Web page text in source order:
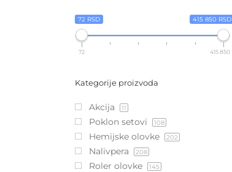
72 RSD 415 850 RSD
72 415 850
Kategorije proizvoda
Akcija 11
Poklon setovi 108
Hemijske olovke 202
Nalivpera 208
Roler olovke 145